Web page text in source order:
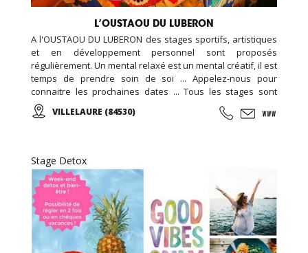
L’OUSTAOU DU LUBERON
A l'OUSTAOU DU LUBERON des stages sportifs, artistiques
et en développement personnel sont proposés
régulièrement. Un mental relaxé est un mental créatif, il est
temps de prendre soin de soi ... Appelez-nous pour
connaitre les prochaines dates ... Tous les stages sont
organisés dans un cadre naturel et authentique au cœur
du Luberon ... Un havre de paix en Provence ...
VILLELAURE (84530)
Stage Detox